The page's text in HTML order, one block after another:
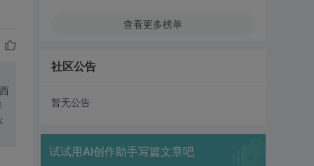
查看更多榜单
社区公告
暂无公告
试试用AI创作助手写篇文章吧